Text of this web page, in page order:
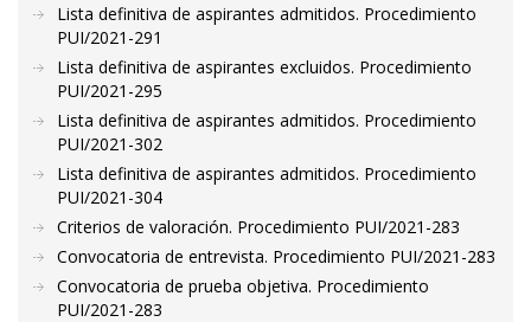
Lista definitiva de aspirantes admitidos. Procedimiento
PUI/2021-291
Lista definitiva de aspirantes excluidos. Procedimiento
PUI/2021-295
Lista definitiva de aspirantes admitidos. Procedimiento
PUI/2021-302
Lista definitiva de aspirantes admitidos. Procedimiento
PUI/2021-304
Criterios de valoración. Procedimiento PUI/2021-283
Convocatoria de entrevista. Procedimiento PUI/2021-283
Convocatoria de prueba objetiva. Procedimiento
PUI/2021-283